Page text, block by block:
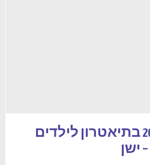
פעילות קיץ 2021 בתיאטרון לילדים
– ישן